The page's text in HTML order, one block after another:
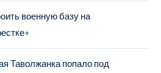
военную базу на
Таволжанка попало под